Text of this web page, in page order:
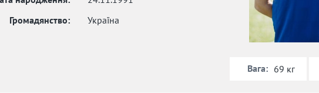
Громадянство:
Україна
Вага: 69 кг